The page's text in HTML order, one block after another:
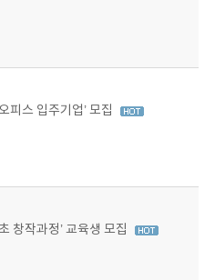
피스 입주기업’ 모집
창작과정’ 교육생 모집